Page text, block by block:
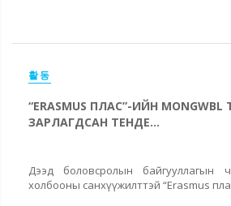
활동
“ERASMUS ПЛАС”-ИЙН
ЗАРЛАГДСАН ТЕНДЕ...
Дээд боловсролын байгууллагын
холбооны санхүүжилттэй “Erasmus